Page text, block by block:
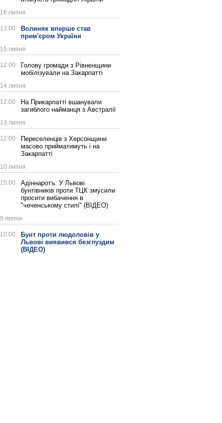
16 липня
12:00
Волиняк вперше став
прем'єром України
15 липня
12:00
Голову громади з Рівненщини
мобілізували на Закарпатті
14 липня
12:00
На Прикарпатті вшанували
загиблого найманця з Австралії
13 липня
12:00
Переселенців з Херсонщини
масово прийматимуть і на
Закарпатті
10 липня
15:00
Адіннаротъ: У Львові
бунтівників проти ТЦК змусили
просити вибачення в
"чеченському стилі" (ВІДЕО)
9 липня
10:00
Бунт проти людоловів у
Львові виявився безглуздим
(ВІДЕО)